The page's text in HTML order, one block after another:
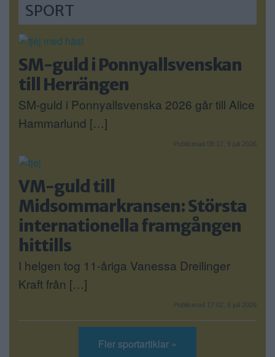
SPORT
SM-guld i Ponnyallsvenskan
till Herrängen
SM-guld i Ponnyallsvenska 2026 går till Alice
Hammarlund […]
Publicerad 08:17, 9 juli 2026
VM-guld till
Midsommarkransen: Största
internationella framgången
hittills
I helgen tog 11-åriga Vanessa Dreilinger
Kraft från […]
Publicerad 17:02, 6 juli 2026
Fler sportartiklar »